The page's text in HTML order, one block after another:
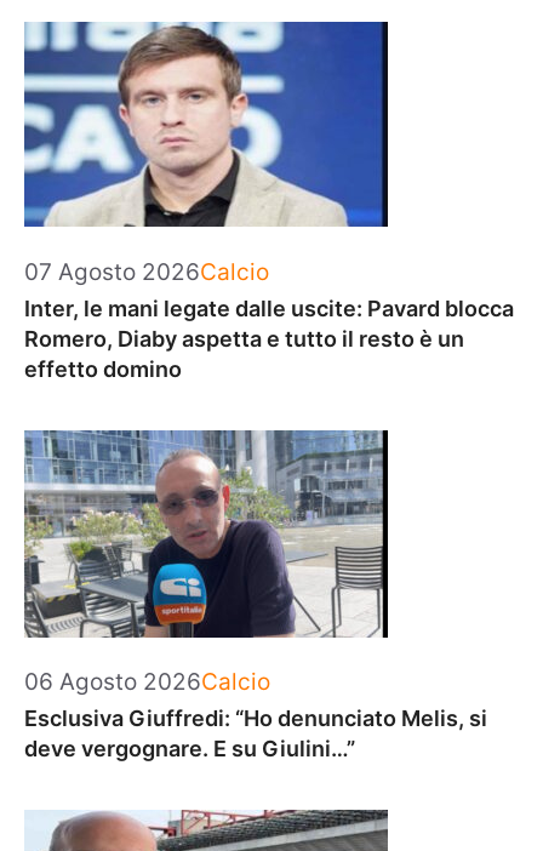
07 Agosto 2026Categorie
Calcio
Inter, le mani legate dalle uscite: Pavard blocca
Romero, Diaby aspetta e tutto il resto è un
effetto domino
06 Agosto 2026Categorie
Calcio
Esclusiva Giuffredi: “Ho denunciato Melis, si
deve vergognare. E su Giulini…”